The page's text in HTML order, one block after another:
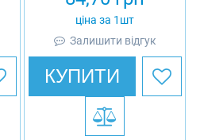
ціна за 1шт
Залишити відгук
КУПИТИ